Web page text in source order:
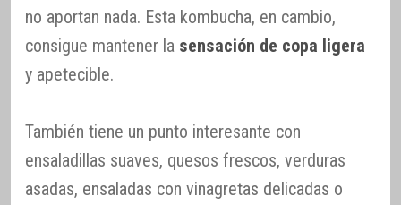
no aportan nada. Esta kombucha, en cambio,
consigue mantener la sensación de copa ligera
y apetecible.
También tiene un punto interesante con
ensaladillas suaves, quesos frescos, verduras
asadas, ensaladas con vinagretas delicadas o